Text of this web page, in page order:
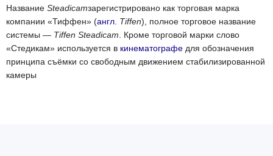
Название Steadicamзарегистрировано как торговая марка
компании «Тиффен» (англ. Tiffen), полное торговое название
системы — Tiffen Steadicam . Кроме торговой марки слово
«Стедикам» используется в кинематографе для обозначения
принципа съёмки со свободным движением стабилизированной
камеры